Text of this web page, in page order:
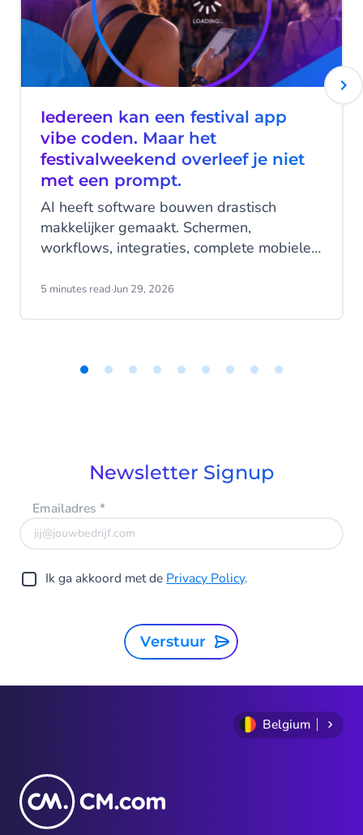
Iedereen kan een festival app
vibe coden. Maar het
festivalweekend overleef je niet
met een prompt.
AI heeft software bouwen drastisch
makkelijker gemaakt. Schermen,
workflows, integraties, complete mobiele
met een handvol prompts.
5 minutes read·Jun 29, 2026
Newsletter Signup
Emailadres *
Ik ga akkoord met de Privacy Policy.
Verstuur
Belgium